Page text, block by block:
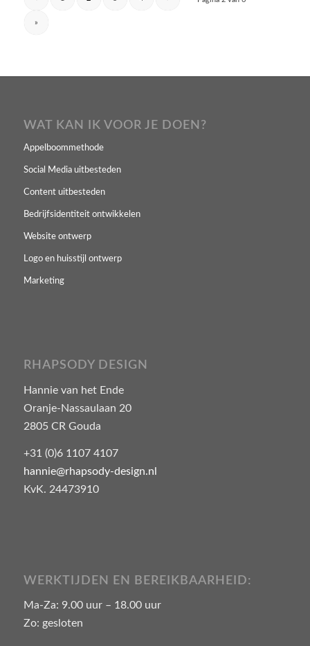
»
WAT KAN IK VOOR JE DOEN?
Appelboommethode
Social Media uitbesteden
Content uitbesteden
Bedrijfsidentiteit ontwikkelen
Website ontwerp
Logo en huisstijl ontwerp
Marketing
RHAPSODY DESIGN
Hannie van het Ende
Oranje-Nassaulaan 20
2805 CR Gouda
+31 (0)6 1107 4107
hannie@rhapsody-design.nl
KvK. 24473910
WERKTIJDEN EN BEREIKBAARHEID:
Ma-Za: 9.00 uur – 18.00 uur
Zo: gesloten